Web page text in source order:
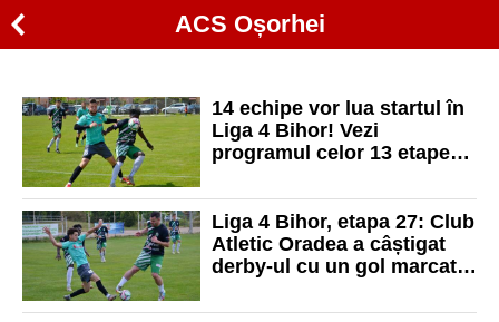
ACS Oșorhei
14 echipe vor lua startul în
Liga 4 Bihor! Vezi
programul celor 13 etape
Liga 4 Bihor, etapa 27: Club
Atletic Oradea a câștigat
derby-ul cu un gol marcat